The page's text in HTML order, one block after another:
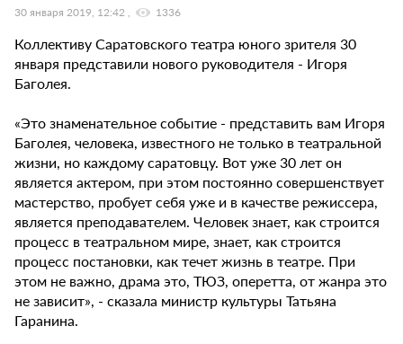
30 января 2019, 12:42 1336
Коллективу Саратовского театра юного зрителя 30
января представили нового руководителя - Игоря
Баголея.
«Это знаменательное событие - представить вам Игоря
Баголея, человека, известного не только в театральной
жизни, но каждому саратовцу. Вот уже 30 лет он
является актером, при этом постоянно совершенствует
мастерство, пробует себя уже и в качестве режиссера,
является преподавателем. Человек знает, как строится
процесс в театральном мире, знает, как строится
процесс постановки, как течет жизнь в театре. При
этом не важно, драма это, ТЮЗ, оперетта, от жанра это
не зависит», - сказала министр культуры Татьяна
Гаранина.